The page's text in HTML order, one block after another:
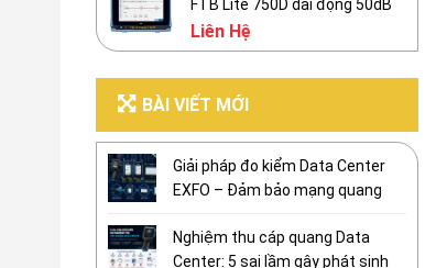
FTB Lite 750D dải động 50dB
Liên Hệ
BÀI VIẾT MỚI
Giải pháp đo kiểm Data Center
EXFO – Đảm bảo mạng quang
Nghiệm thu cáp quang Data
Center: 5 sai lầm gây phát sinh